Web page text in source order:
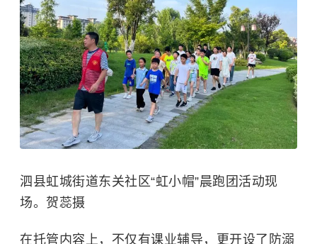
泗县虹城街道东关社区“虹小帽”晨跑团活动现
场。贺蕊摄
在托管内容上，不仅有课业辅导，更开设了防溺